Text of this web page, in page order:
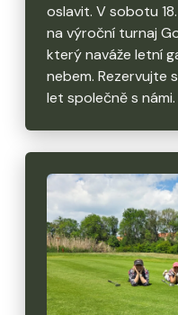
oslavit. V sobotu
na výroční turnaj
který naváže letní
nebem. Rezervujte
let společně s námi.